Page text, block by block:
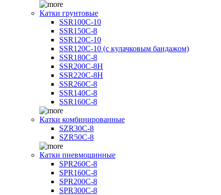
Катки грунтовые
SSR100C-10
SSR150C-8
SSR120C-10
SSR120C-10 (с кулачковым бандажом)
SSR180C-8
SSR200C-8H
SSR220C-8H
SSR260C-8
SSR140C-8
SSR160C-8
Катки комбинированные
SZR30C-8
SZR50C-8
Катки пневмошинные
SPR260C-8
SPR160C-8
SPR200C-8
SPR300C-8